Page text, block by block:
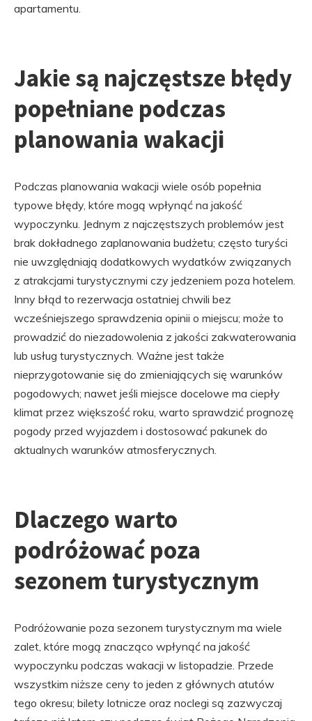
apartamentu.
Jakie są najczęstsze błędy
popełniane podczas
planowania wakacji
Podczas planowania wakacji wiele osób popełnia
typowe błędy, które mogą wpłynąć na jakość
wypoczynku. Jednym z najczęstszych problemów jest
brak dokładnego zaplanowania budżetu; często turyści
nie uwzględniają dodatkowych wydatków związanych
z atrakcjami turystycznymi czy jedzeniem poza hotelem.
Inny błąd to rezerwacja ostatniej chwili bez
wcześniejszego sprawdzenia opinii o miejscu; może to
prowadzić do niezadowolenia z jakości zakwaterowania
lub usług turystycznych. Ważne jest także
nieprzygotowanie się do zmieniających się warunków
pogodowych; nawet jeśli miejsce docelowe ma ciepły
klimat przez większość roku, warto sprawdzić prognozę
pogody przed wyjazdem i dostosować pakunek do
aktualnych warunków atmosferycznych.
Dlaczego warto
podróżować poza
sezonem turystycznym
Podróżowanie poza sezonem turystycznym ma wiele
zalet, które mogą znacząco wpłynąć na jakość
wypoczynku podczas wakacji w listopadzie. Przede
wszystkim niższe ceny to jeden z głównych atutów
tego okresu; bilety lotnicze oraz noclegi są zazwyczaj